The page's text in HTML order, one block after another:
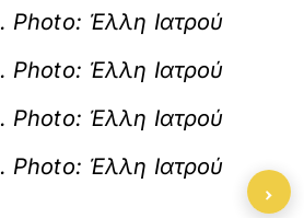
Έλλη Ιατρού
Έλλη Ιατρού
Έλλη Ιατρού
Έλλη Ιατρού
›